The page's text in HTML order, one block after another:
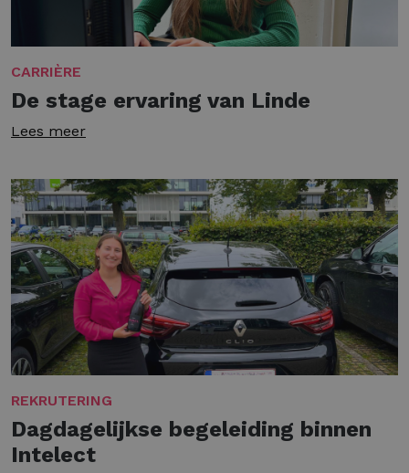
CARRIÈRE
De stage ervaring van Linde
Lees meer
REKRUTERING
Dagdagelijkse begeleiding binnen
Intelect